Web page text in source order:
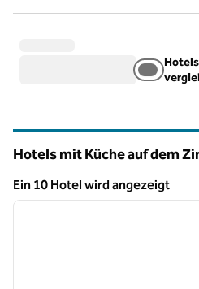
Hotels
Hotels mit Küche auf dem
Ein 10 Hotel wird angezeigt
Ein 10 Hotel wird angezeigt
1 von 12